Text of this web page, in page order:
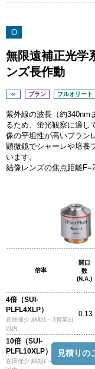
O
無限遠補正光
ンズ長作動
∞ プラン フルオリート
紫外線の波長（約340nm
るため、蛍光観察に適し
像の平坦性が高いプラン
顕微鏡でシャーレや培養
います。
結像レンズの焦点距離
倍率
開口
数
(N.A.)
4倍（SUI-
PLFL4XLP）
在庫僅少 納期1～3営業日
以内
0.13
10倍（SUI-
PLFL10XLP）
在庫僅少 納期1～3営業日
0.3
見積りの